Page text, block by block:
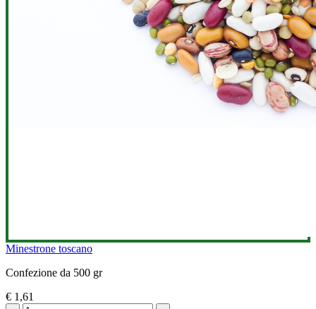
Minestrone toscano
Confezione da 500 gr
€ 1,61